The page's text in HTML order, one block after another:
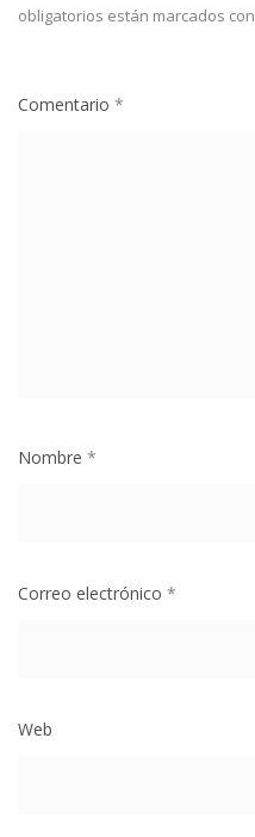
obligatorios están marcados con
Comentario *
Nombre *
Correo electrónico *
Web